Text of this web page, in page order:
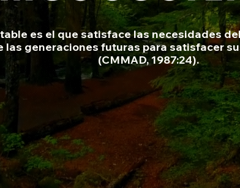
es tu página Acerca de. Es tu oportunidad
sobre quién eres y qué tiene tu sitio web
en la caja de texto para comenzar a
de que todos los detalles
compartir están incluidos.
es el que satisface las necesidades
las generaciones futuras para satisfacer
(CMMAD, 1987:24).